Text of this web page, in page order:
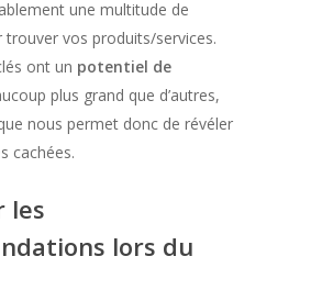
une multitude de
trouver vos produits/services.
ont un potentiel de
plus grand que d’autres,
nous permet donc de révéler
cachées.
les
lors du